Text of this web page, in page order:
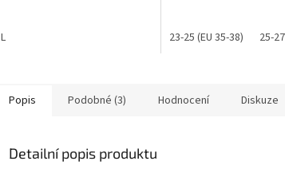
L 23-25 (EU 35-38) 25-27
Popis Podobné (3) Hodnocení Diskuze
Detailní popis produktu